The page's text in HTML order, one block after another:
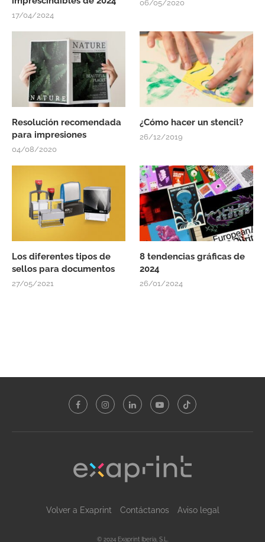
17/04/2024
06/05/2020
Resolución recomendada
para impresiones
04/08/2020
¿Cómo hacer un stencil?
26/12/2019
Los diferentes tipos de
sellos para documentos
27/05/2021
8 tendencias gráficas de
2024
26/01/2024
Volver a Exaprint Contáctanos Aviso legal
© 2024 Exaprint Iberia, S.L.